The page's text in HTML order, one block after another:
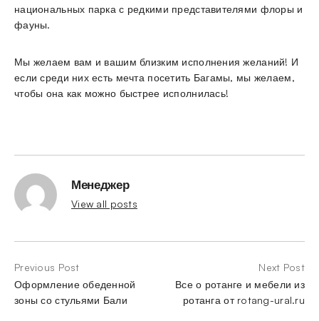
национальных парка с редкими представителями флоры и
фауны.
Мы желаем вам и вашим близким исполнения желаний! И
если среди них есть мечта посетить Багамы, мы желаем,
чтобы она как можно быстрее исполнилась!
Менеджер
View all posts
Previous Post
Оформление обеденной
зоны со стульями Бали
Next Post
Все о ротанге и мебели из
ротанга от rotang-ural.ru